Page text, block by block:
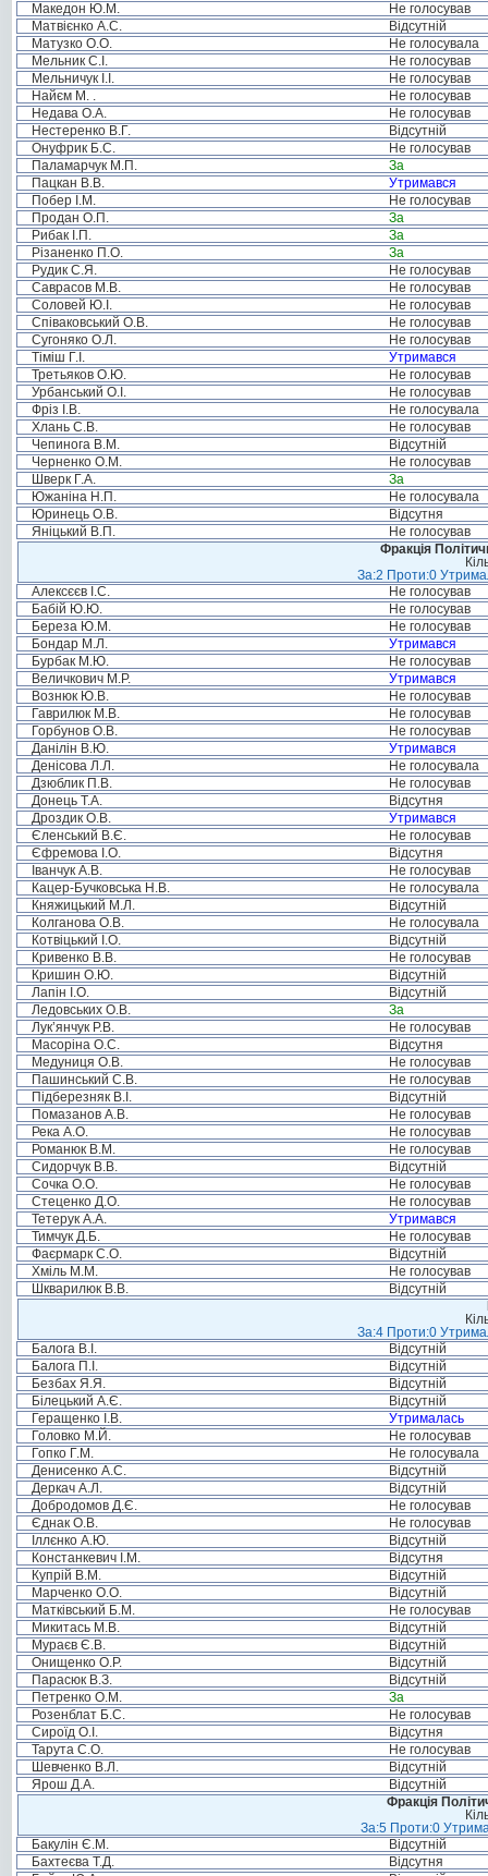
Македон Ю.М.
Не голосував
Матвієнко А.С.
Відсутній
Матузко О.О.
Не голосувала
Мельник С.І.
Не голосував
Мельничук І.І.
Не голосував
Найєм М. .
Не голосував
Недава О.А.
Не голосував
Нестеренко В.Г.
Відсутній
Онуфрик Б.С.
Не голосував
Паламарчук М.П.
За
Пацкан В.В.
Утримався
Побер І.М.
Не голосував
Продан О.П.
За
Рибак І.П.
За
Різаненко П.О.
За
Рудик С.Я.
Не голосував
Саврасов М.В.
Не голосував
Соловей Ю.І.
Не голосував
Співаковський О.В.
Не голосував
Сугоняко О.Л.
Не голосував
Тіміш Г.І.
Утримався
Третьяков О.Ю.
Не голосував
Урбанський О.І.
Не голосував
Фріз І.В.
Не голосувала
Хлань С.В.
Не голосував
Чепинога В.М.
Відсутній
Черненко О.М.
Не голосував
Шверк Г.А.
За
Южаніна Н.П.
Не голосувала
Юринець О.В.
Відсутня
Яніцький В.П.
Не голосував
Фракція
За:2 Проти:0
Алексєєв І.С.
Не голосував
Бабій Ю.Ю.
Не голосував
Береза Ю.М.
Не голосував
Бондар М.Л.
Утримався
Бурбак М.Ю.
Не голосував
Величкович М.Р.
Утримався
Вознюк Ю.В.
Не голосував
Гаврилюк М.В.
Не голосував
Горбунов О.В.
Не голосував
Данілін В.Ю.
Утримався
Денісова Л.Л.
Не голосувала
Дзюблик П.В.
Не голосував
Донець Т.А.
Відсутня
Дроздик О.В.
Утримався
Єленський В.Є.
Не голосував
Єфремова І.О.
Відсутня
Іванчук А.В.
Не голосував
Кацер-Бучковська Н.В.
Не голосувала
Княжицький М.Л.
Відсутній
Колганова О.В.
Не голосувала
Котвіцький І.О.
Відсутній
Кривенко В.В.
Не голосував
Кришин О.Ю.
Відсутній
Лапін І.О.
Відсутній
Ледовських О.В.
За
Лук’янчук Р.В.
Не голосував
Масоріна О.С.
Відсутня
Медуниця О.В.
Не голосував
Пашинський С.В.
Не голосував
Підберезняк В.І.
Відсутній
Помазанов А.В.
Не голосував
Река А.О.
Не голосував
Романюк В.М.
Не голосував
Сидорчук В.В.
Відсутній
Сочка О.О.
Не голосував
Стеценко Д.О.
Не голосував
Тетерук А.А.
Утримався
Тимчук Д.Б.
Не голосував
Фаєрмарк С.О.
Відсутній
Хміль М.М.
Не голосував
Шкварилюк В.В.
Відсутній
За:4 Проти:0
Балога В.І.
Відсутній
Балога П.І.
Відсутній
Безбах Я.Я.
Відсутній
Білецький А.Є.
Відсутній
Геращенко І.В.
Утрималась
Головко М.Й.
Не голосував
Гопко Г.М.
Не голосувала
Денисенко А.С.
Відсутній
Деркач А.Л.
Відсутній
Добродомов Д.Є.
Не голосував
Єднак О.В.
Не голосував
Іллєнко А.Ю.
Відсутній
Констанкевич І.М.
Відсутня
Купрій В.М.
Відсутній
Марченко О.О.
Відсутній
Матківський Б.М.
Не голосував
Микитась М.В.
Відсутній
Мураєв Є.В.
Відсутній
Онищенко О.Р.
Відсутній
Парасюк В.З.
Відсутній
Петренко О.М.
За
Розенблат Б.С.
Не голосував
Сироїд О.І.
Відсутня
Тарута С.О.
Не голосував
Шевченко В.Л.
Відсутній
Ярош Д.А.
Відсутній
Фракція
За:5 Проти:0
Бакулін Є.М.
Відсутній
Бахтеєва Т.Д.
Відсутня